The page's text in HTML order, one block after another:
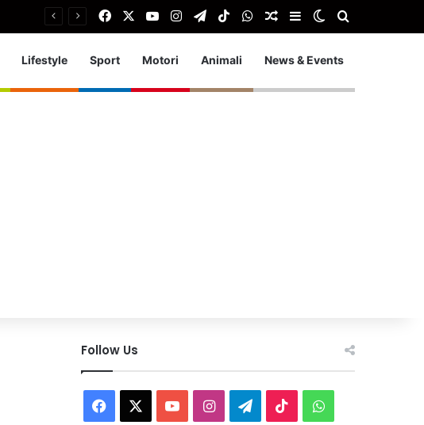
FacebookYou TubeInstagram
TelegramTikTokWhatsApp
Articolo Random
Barra laterale
Cambia aspetto
Lifestyle Sport Motori Animali News & Events
Follow Us
Facebook You InstagramTelegram
TikTokWhatsApp